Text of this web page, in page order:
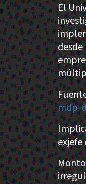
El
mdp-
exjefe